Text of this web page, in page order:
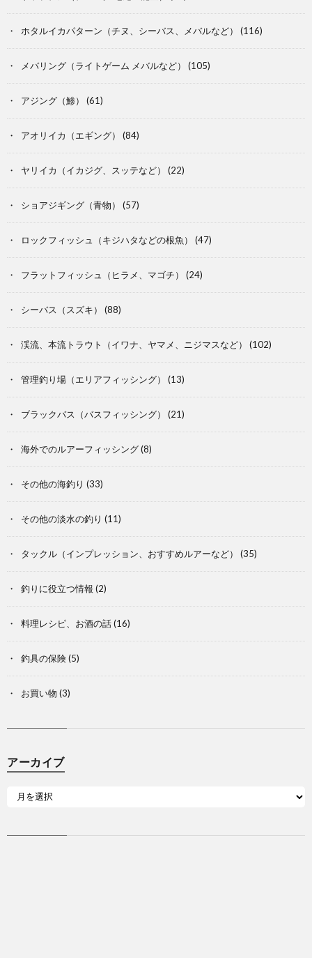
ホタルイカパターン（チヌ、シーバス、メバルなど） (116)
メバリング（ライトゲーム メバルなど） (105)
アジング（鯵） (61)
アオリイカ（エギング） (84)
ヤリイカ（イカジグ、スッテなど） (22)
ショアジギング（青物） (57)
ロックフィッシュ（キジハタなどの根魚） (47)
フラットフィッシュ（ヒラメ、マゴチ） (24)
シーバス（スズキ） (88)
渓流、本流トラウト（イワナ、ヤマメ、ニジマスなど） (102)
管理釣り場（エリアフィッシング） (13)
ブラックバス（バスフィッシング） (21)
海外でのルアーフィッシング(8)
その他の海釣り (33)
その他の淡水の釣り (11)
タックル（インプレッション、おすすめルアーなど） (35)
釣りに役立つ情報 (2)
料理レシピ、お酒の話(16)
釣具の保険(5)
お買い物 (3)
アーカイブ